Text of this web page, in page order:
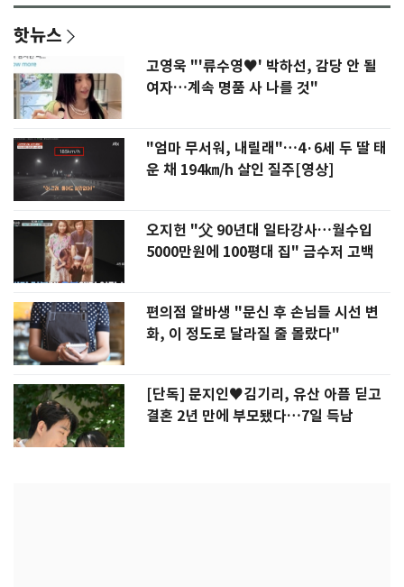
핫뉴스
고영욱 "'류수영♥' 박하선, 감당 안 될
여자…계속 명품 사 나를 것"
"엄마 무서워, 내릴래"…4·6세 두 딸 태
운 채 194㎞/h 살인 질주[영상]
오지헌 "父 90년대 일타강사…월수입
5000만원에 100평대 집" 금수저 고백
편의점 알바생 "문신 후 손님들 시선 변
화, 이 정도로 달라질 줄 몰랐다"
[단독] 문지인♥김기리, 유산 아픔 딛고
결혼 2년 만에 부모됐다…7일 득남